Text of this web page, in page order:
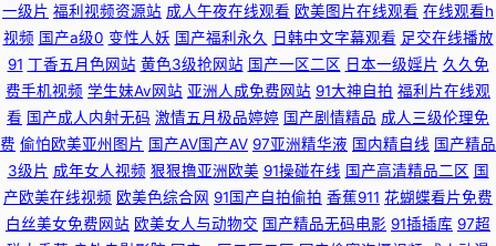
页 影音先锋qj图区 成人网站做爱在线免费 微拍福利99 99东京热99 伦理剧一
区二区 91大神麻豆精品 大香蕉在线观看8 人人摸人人爽av 91国产视频在线
久草社区在线 91夫妻交友视频 东方av最新网址 日韩新片无码 91人妻视频 国
产伊人41p 无码永久免费 91视频首页入口在线观看 男人天堂社区5月天 91饭
一级片 福利视频资源站 成人午夜在线观看 欧美图片在线观看 在线观看h
视频 国产a级0 变性人妖 国产福利永久 日韩中文字幕观看 足交在线播放
91 丁香五月色网站 黄色3级抢网站 国产一区二区 日本一级婬片 久久免
费手机视频 学生妹Av网站 亚洲人成免费网站 91大神自拍 福利片在线观
看 国产成人内射无码 激情五月极品婷婷 国产剧情精品 成人三级伦理免
费 偷怕欧美亚州图片 国产AV国产AV 97亚洲精华液 国内精自线 国产精品
3级片 成年女人视频 狠狠撸亚洲欧美 91操碰在线 国产高清精品二区 国
产欧美在线视频 欧美色综合网 91国产自拍偷拍 香蕉911 花蝴蝶看片免费
白丝美女免费网站 欧美女人与动物交 国产精品无码电影 91插插库 97超